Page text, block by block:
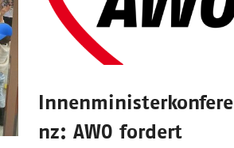
Innenministerkonfere
nz: AWO fordert